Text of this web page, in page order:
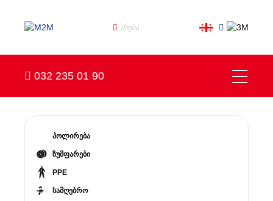
032 235 01 90
პოლირება
ზუმფარები
PPE
სამღებრო